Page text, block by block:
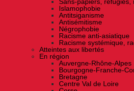
Islamophobie
Antitsiganisme
Antisémitisme
Négrophobie
Racisme anti-asiatique
Racisme systémique,
Atteintes aux libertés
En région
Auvergne-Rhône-Alpes
Bourgogne-Franche-
Bretagne
Centre Val de Loire